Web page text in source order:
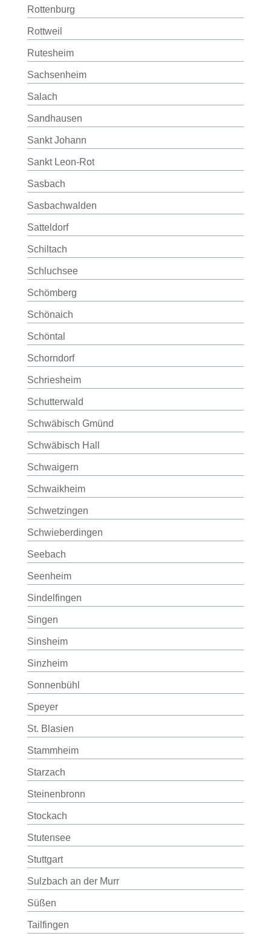
Rottenburg
Rottweil
Rutesheim
Sachsenheim
Salach
Sandhausen
Sankt Johann
Sankt Leon-Rot
Sasbach
Sasbachwalden
Satteldorf
Schiltach
Schluchsee
Schömberg
Schönaich
Schöntal
Schorndorf
Schriesheim
Schutterwald
Schwäbisch Gmünd
Schwäbisch Hall
Schwaigern
Schwaikheim
Schwetzingen
Schwieberdingen
Seebach
Seenheim
Sindelfingen
Singen
Sinsheim
Sinzheim
Sonnenbühl
Speyer
St. Blasien
Stammheim
Starzach
Steinenbronn
Stockach
Stutensee
Stuttgart
Sulzbach an der Murr
Süßen
Tailfingen